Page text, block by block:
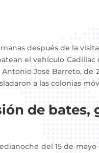
después de la
el vehículo
José Barreto, de
a las colonias
de bates,
del 15 de mayo